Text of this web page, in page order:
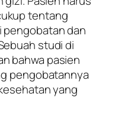
tentang
pengobatan dan
studi di
bahwa pasien
pengobatannya
yang